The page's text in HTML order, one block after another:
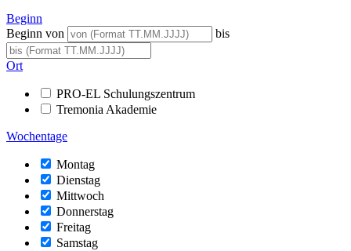
Beginn
Beginn von
bis
Ort
PRO-EL Schulungszentrum
Tremonia Akademie
Wochentage
Montag
Dienstag
Mittwoch
Donnerstag
Freitag
Samstag